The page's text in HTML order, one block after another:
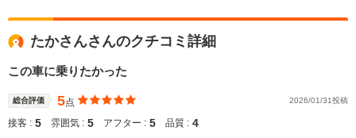
たかさんさんのクチコミ詳細
この車に乗りたかった
総合評価 5点 2026/01/31投稿
接客 : 5 雰囲気 : 5 アフター : 5 品質 : 4